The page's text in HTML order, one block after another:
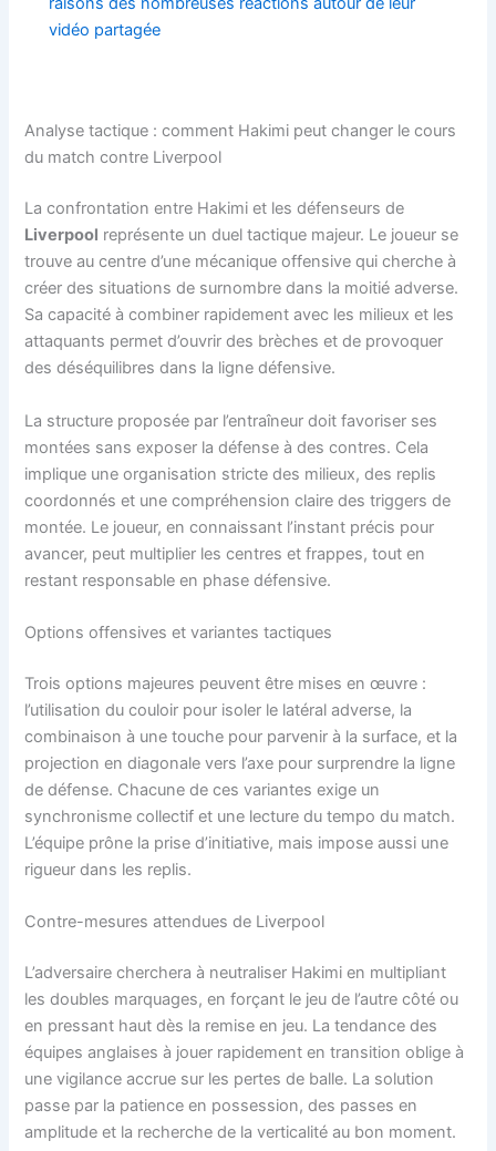
vidéo partagée
Analyse tactique : comment Hakimi peut changer le cours
du match contre Liverpool
La confrontation entre Hakimi et les défenseurs de
Liverpool représente un duel tactique majeur. Le joueur se
trouve au centre d’une mécanique offensive qui cherche à
créer des situations de surnombre dans la moitié adverse.
Sa capacité à combiner rapidement avec les milieux et les
attaquants permet d’ouvrir des brèches et de provoquer
des déséquilibres dans la ligne défensive.
La structure proposée par l’entraîneur doit favoriser ses
montées sans exposer la défense à des contres. Cela
implique une organisation stricte des milieux, des replis
coordonnés et une compréhension claire des triggers de
montée. Le joueur, en connaissant l’instant précis pour
avancer, peut multiplier les centres et frappes, tout en
restant responsable en phase défensive.
Options offensives et variantes tactiques
Trois options majeures peuvent être mises en œuvre :
l’utilisation du couloir pour isoler le latéral adverse, la
combinaison à une touche pour parvenir à la surface, et la
projection en diagonale vers l’axe pour surprendre la ligne
de défense. Chacune de ces variantes exige un
synchronisme collectif et une lecture du tempo du match.
L’équipe prône la prise d’initiative, mais impose aussi une
rigueur dans les replis.
Contre-mesures attendues de Liverpool
L’adversaire cherchera à neutraliser Hakimi en multipliant
les doubles marquages, en forçant le jeu de l’autre côté ou
en pressant haut dès la remise en jeu. La tendance des
équipes anglaises à jouer rapidement en transition oblige à
une vigilance accrue sur les pertes de balle. La solution
passe par la patience en possession, des passes en
amplitude et la recherche de la verticalité au bon moment.